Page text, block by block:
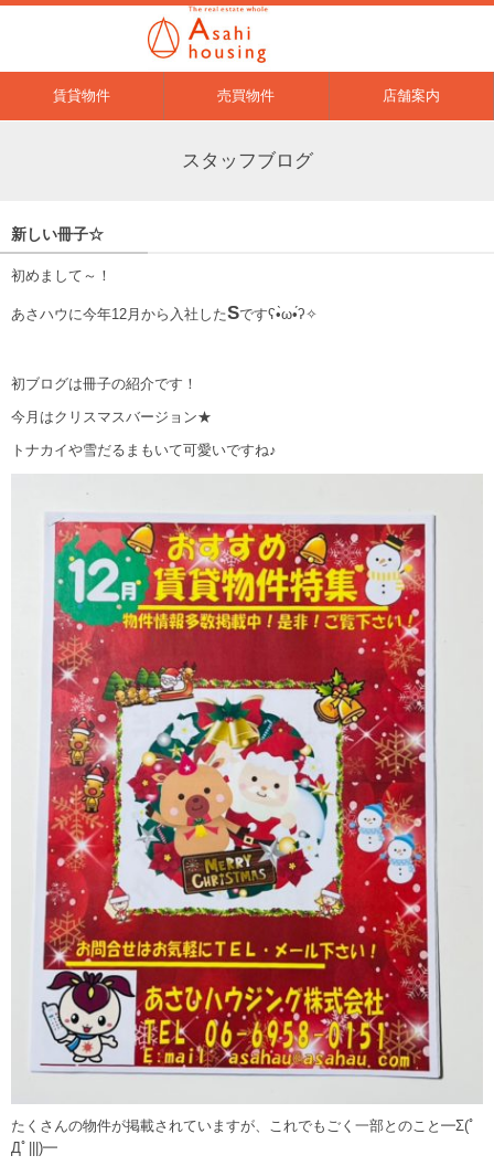
賃貸物件 売買物件 店舗案内
スタッフブログ
新しい冊子☆
初めまして～！
あさハウに今年12月から入社したSですʕ•̀ω•́ʔ✧
初ブログは冊子の紹介です！
今月はクリスマスバージョン★
トナカイや雪だるまもいて可愛いですね♪
たくさんの物件が掲載されていますが、これでもごく一部とのこと━Σ(ﾟ
Дﾟ|||)━